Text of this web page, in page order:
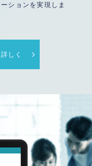
ションを実現しま
しく